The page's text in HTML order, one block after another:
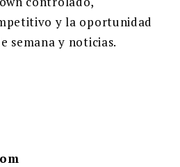
y la oportunidad
semana y noticias.